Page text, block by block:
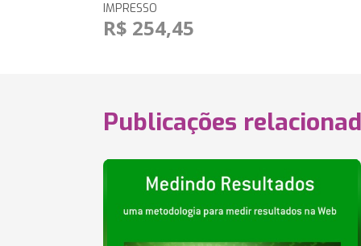
IMPRESSO
R$ 254,45
Publicações